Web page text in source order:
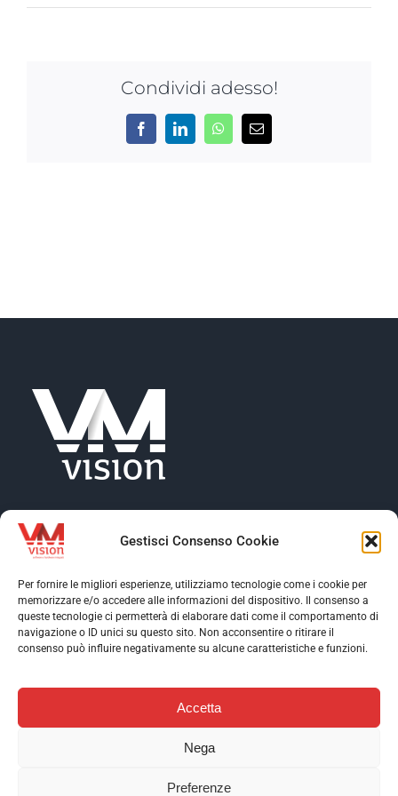
Gestisci Consenso Cookie
Per fornire le migliori esperienze, utilizziamo tecnologie come i cookie per
memorizzare e/o accedere alle informazioni del dispositivo. Il consenso a
queste tecnologie ci permetterà di elaborare dati come il comportamento di
navigazione o ID unici su questo sito. Non acconsentire o ritirare il
consenso può influire negativamente su alcune caratteristiche e funzioni.
Accetta
Nega
Preferenze
Condividi adesso!
FacebookLinkedInWhatsApp
Email
Toggle
Navigation
Profilo aziendale
Toggle
Software
Toggle
Contatti
© Copyright 2026 VM VISION S.r.l. | P. IVA 10452250011 | Web